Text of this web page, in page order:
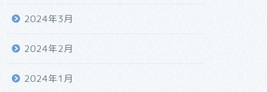
2024年3月
2024年2月
2024年1月